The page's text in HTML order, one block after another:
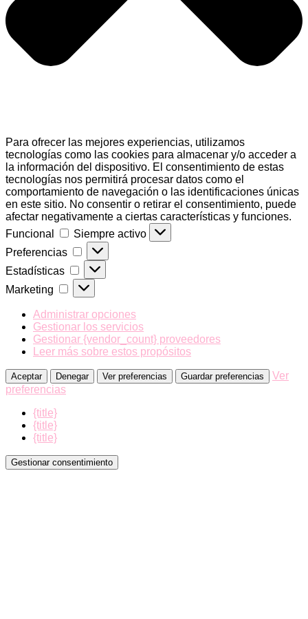
Para ofrecer las mejores experiencias, utilizamos
tecnologías como las cookies para almacenar y/o acceder a
la información del dispositivo. El consentimiento de estas
tecnologías nos permitirá procesar datos como el
comportamiento de navegación o las identificaciones únicas
en este sitio. No consentir o retirar el consentimiento, puede
afectar negativamente a ciertas características y funciones.
Funcional
Funcional
Siempre activo
Preferencias
Preferencias
Estadísticas Estadísticas
Marketing Marketing
Administrar opciones
Gestionar los servicios
Gestionar {vendor_count} proveedores
Leer más sobre estos propósitos
Aceptar Denegar Ver preferencias Guardar preferencias
Ver
preferencias
{title}
{title}
{title}
Gestionar consentimiento